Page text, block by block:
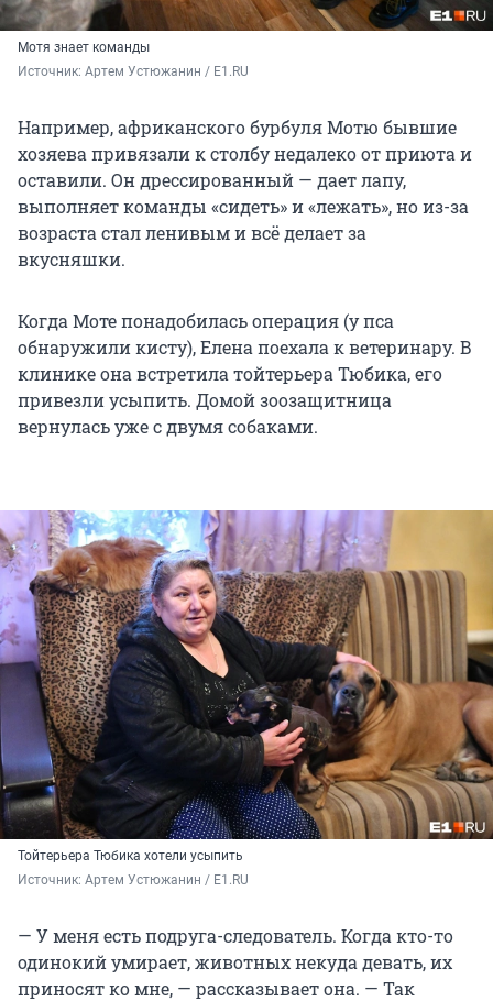
Мотя знает команды
Источник: Артем Устюжанин / E1.RU
Например, африканского бурбуля Мотю бывшие
хозяева привязали к столбу недалеко от приюта и
оставили. Он дрессированный — дает лапу,
выполняет команды «сидеть» и «лежать», но из-за
возраста стал ленивым и всё делает за
вкусняшки.
Когда Моте понадобилась операция (у пса
обнаружили кисту), Елена поехала к ветеринару. В
клинике она встретила тойтерьера Тюбика, его
привезли усыпить. Домой зоозащитница
вернулась уже с двумя собаками.
Тойтерьера Тюбика хотели усыпить
Источник: Артем Устюжанин / E1.RU
— У меня есть подруга-следователь. Когда кто-то
одинокий умирает, животных некуда девать, их
приносят ко мне, — рассказывает она. — Так